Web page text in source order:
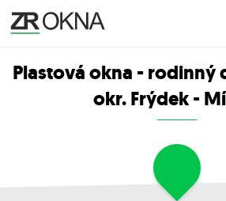
Plastová okna - rodinný
okr. Frýdek -